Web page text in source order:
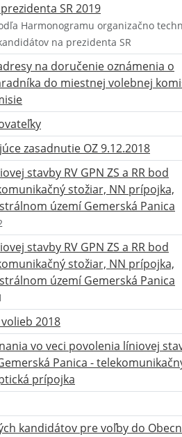
SR 2019
Harmonogramu organizačno
na prezidenta SR
na doručenie oznámenia o
do miestnej volebnej
zasadnutie OZ 9.12.2018
stavby RV GPN ZS a RR bod
stožiar, NN prípojka,
území Gemerská Panica
stavby RV GPN ZS a RR bod
stožiar, NN prípojka,
území Gemerská Panica
2018
vo veci povolenia líniovej
Panica -
prípojka
kandidátov pre voľby do